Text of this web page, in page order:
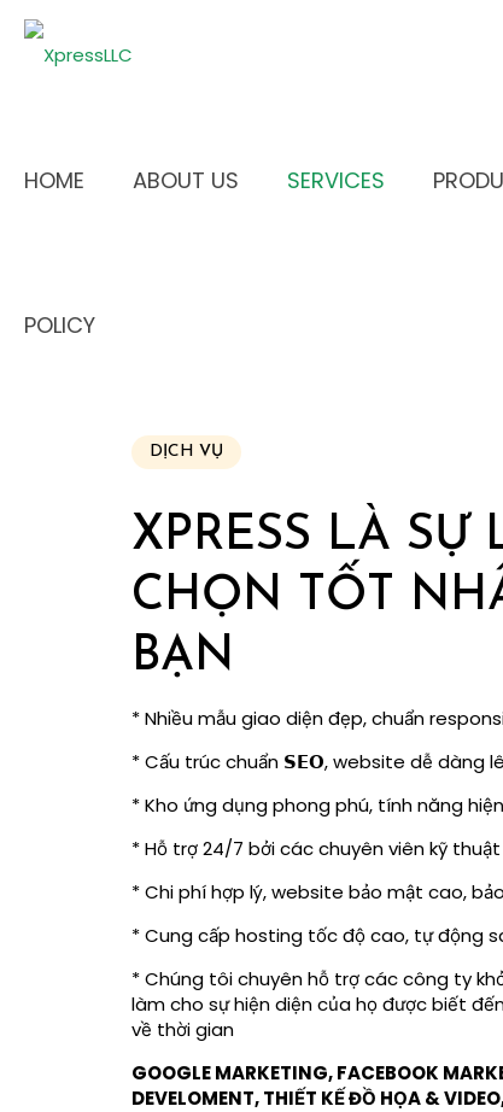
HOME ABOUT US SERVICES
POLICY
DỊCH VỤ
XPRESS LÀ SỰ
CHỌN TỐT
BẠN
* Nhiều mẫu giao diện đẹp, chuẩn
* Cấu trúc chuẩn 𝗦𝗘𝗢, website dễ dàng
* Kho ứng dụng phong phú, tính năng
* Hỗ trợ 24/7 bởi các chuyên viên kỹ
* Chi phí hợp lý, website bảo mật cao,
* Cung cấp hosting tốc độ cao, tự động
* Chúng tôi chuyên hỗ trợ các công ty
làm cho sự hiện diện của họ được biết
về thời gian
GOOGLE MARKETING, FACEBOOK
DEVELOMENT, THIẾT KẾ ĐỒ HỌA &